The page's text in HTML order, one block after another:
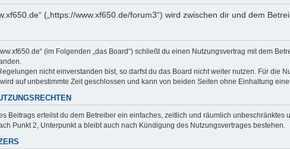
(„https://www.xf650.de/forum3“) wird zwischen dir und dem
(im Folgenden „das Board“) schließt du einen Nutzungsvertrag mit dem
nicht einverstanden bist, so darfst du das Board nicht weiter nutzen. Für die
auf unbestimmte Zeit geschlossen und kann von beiden Seiten ohne Einhaltung
Beitrags erteilst du dem Betreiber ein einfaches, zeitlich und räumlich
Punkt 2, Unterpunkt a bleibt auch nach Kündigung des Nutzungsvertrages bestehen.